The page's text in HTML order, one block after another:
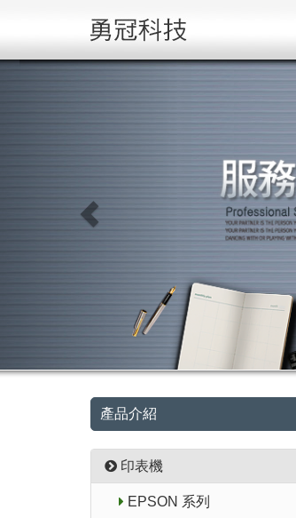
產品介紹
印表機
EPSON 系列